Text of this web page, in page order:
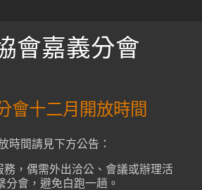
會嘉義分會
會十二月開放時間
時間請見下方公告：
務，偶需外出洽公、會議或辦理活
分會，避免白跑一趟。